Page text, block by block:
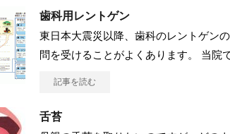
歯科用レントゲン
東日本大震災以降、歯科のレントゲン
問を受けることがよくあります。 当院
記事を読む
舌苔